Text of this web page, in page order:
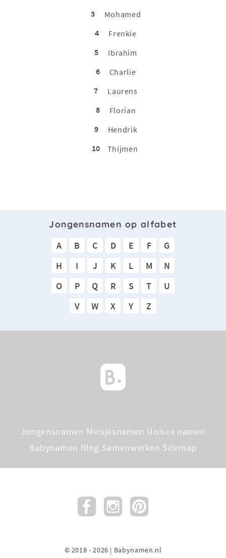
3
Mohamed
4
Frenkie
5
Ibrahim
6
Charlie
7
Laurens
8
Florian
9
Hendrik
10
Thijmen
Jongensnamen op alfabet
A B C D E F
G
H
I J K L M
N
O
P Q R S T
U
V
W X Y Z
Jongensnamen Meisjesnamen Unisex namen
Babynamen Blog Samenwerken Sitemap
© 2018 - 2026 | Babynamen.nl